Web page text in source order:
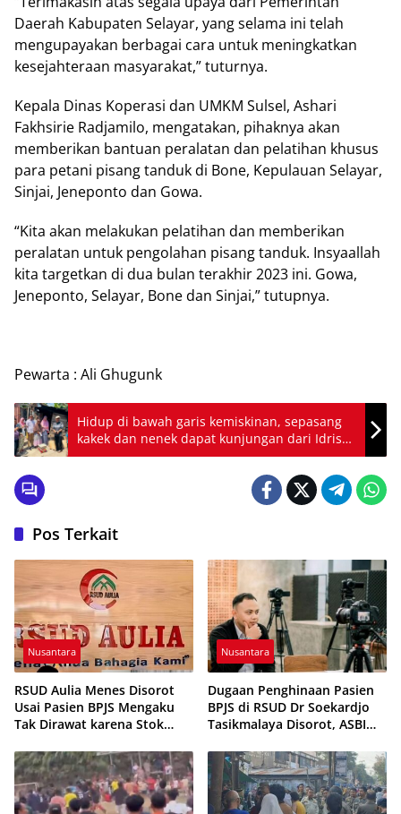
Daerah Kabupaten Selayar, yang selama ini telah
mengupayakan berbagai cara untuk meningkatkan
kesejahteraan masyarakat,” tuturnya.
Kepala Dinas Koperasi dan UMKM Sulsel, Ashari
Fakhsirie Radjamilo, mengatakan, pihaknya akan
memberikan bantuan peralatan dan pelatihan khusus
para petani pisang tanduk di Bone, Kepulauan Selayar,
Sinjai, Jeneponto dan Gowa.
“Kita akan melakukan pelatihan dan memberikan
peralatan untuk pengolahan pisang tanduk. Insyaallah
kita targetkan di dua bulan terakhir 2023 ini. Gowa,
Jeneponto, Selayar, Bone dan Sinjai,” tutupnya.
Pewarta : Ali Ghugunk
Hidup di bawah garis kemiskinan, sepasang
kakek dan nenek dapat kunjungan dari Idris
Rate
Pos Terkait
Nusantara
RSUD Aulia Menes Disorot
Usai Pasien BPJS Mengaku
Tak Dirawat karena Stok
Nusantara
Dugaan Penghinaan Pasien
BPJS di RSUD Dr Soekardjo
Tasikmalaya Disorot, ASBI
Etika Pelayanan